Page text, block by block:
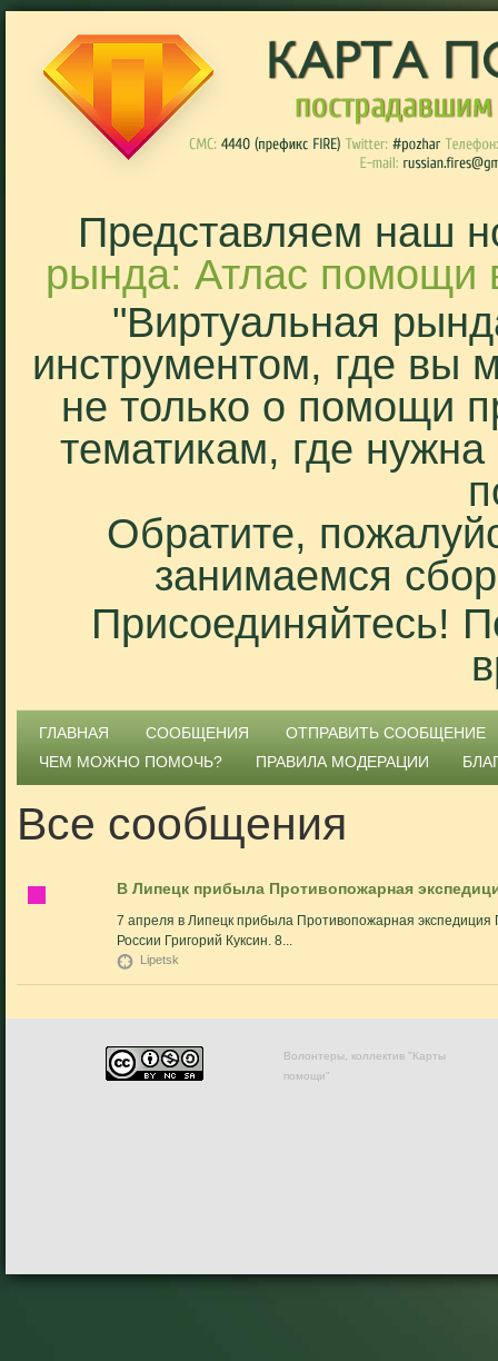
Представляем наш
рында: Атлас помощи
"Виртуальная
инструментом, где вы
не только о помощи
тематикам, где
Обратите,
занимаемся
Присоединяйтесь!
ГЛАВНАЯ СООБЩЕНИЯ
ОТПРАВИТЬ СООБЩЕНИЕ
ЧЕМ МОЖНО ПОМОЧЬ?
ПРАВИЛА МОДЕРАЦИИ
Все сообщения
В Липецк прибыла Противопожарная
7 апреля в Липецк прибыла Противопожарная экспедиция
России Григорий Куксин. 8...
Lipetsk
Волонтеры, коллектив "Карты
помощи"